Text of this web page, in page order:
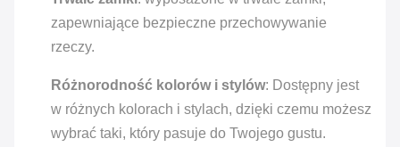
zapewniające bezpieczne przechowywanie
rzeczy.
Różnorodność kolorów i stylów: Dostępny jest
w różnych kolorach i stylach, dzięki czemu możesz
wybrać taki, który pasuje do Twojego gustu.